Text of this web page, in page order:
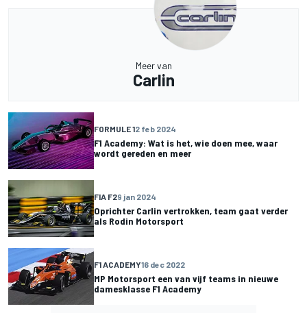
Meer van
Carlin
FORMULE 12 feb 2024
F1 Academy: Wat is het, wie doen mee, waar
wordt gereden en meer
FIA F29 jan 2024
Oprichter Carlin vertrokken, team gaat verder
als Rodin Motorsport
F1 ACADEMY16 dec 2022
MP Motorsport een van vijf teams in nieuwe
damesklasse F1 Academy